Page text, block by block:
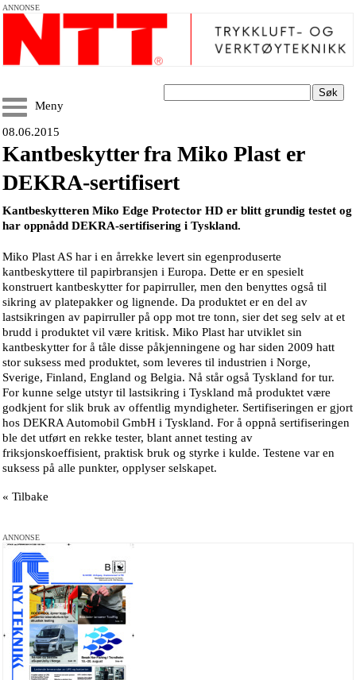
ANNONSE
Søk
Meny
08.06.2015
Kantbeskytter fra Miko Plast er
DEKRA-sertifisert
Kantbeskytteren Miko Edge Protector HD er blitt grundig testet og
har oppnådd DEKRA-sertifisering i Tyskland.
Miko Plast AS har i en årrekke levert sin egenproduserte
kantbeskyttere til papirbransjen i Europa. Dette er en spesielt
konstruert kantbeskytter for papirruller, men den benyttes også til
sikring av platepakker og lignende. Da produktet er en del av
lastsikringen av papirruller på opp mot tre tonn, sier det seg selv at et
brudd i produktet vil være kritisk. Miko Plast har utviklet sin
kantbeskytter for å tåle disse påkjenningene og har siden 2009 hatt
stor suksess med produktet, som leveres til industrien i Norge,
Sverige, Finland, England og Belgia. Nå står også Tyskland for tur.
For kunne selge utstyr til lastsikring i Tyskland må produktet være
godkjent for slik bruk av offentlig myndigheter. Sertifiseringen er gjort
hos DEKRA Automobil GmbH i Tyskland. For å oppnå sertifiseringen
ble det utført en rekke tester, blant annet testing av
friksjonskoeffisient, praktisk bruk og styrke i kulde. Testene var en
suksess på alle punkter, opplyser selskapet.
« Tilbake
ANNONSE